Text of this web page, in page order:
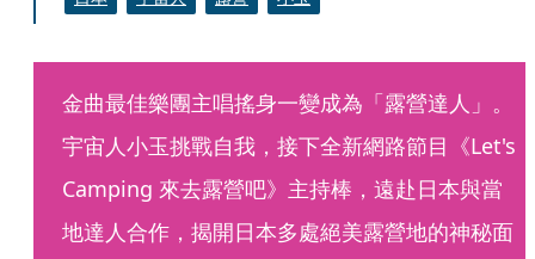
金曲最佳樂團主唱搖身一變成為「露營達人」。
宇宙人小玉挑戰自我，接下全新網路節目《Let's
Camping 來去露營吧》主持棒，遠赴日本與當
地達人合作，揭開日本多處絕美露營地的神秘面